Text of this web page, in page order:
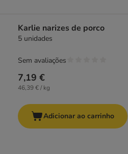
Karlie narizes de porco
5 unidades
7,19 €
46,39 € / kg
Sem avaliações
Adicionar ao carrinho